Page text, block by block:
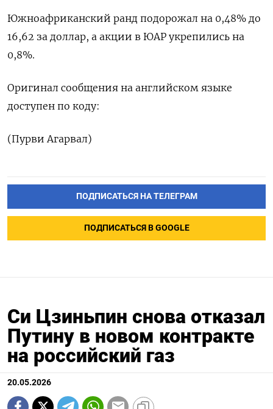
Южноафриканский ранд подорожал на ​0,48% до
16,62 за доллар, а акции в ЮАР укрепились на
‌0,8%.
Оригинал сообщения на английском языке
доступен по коду:
(Пурви Агарвал)
ПОДПИСАТЬСЯ НА ТЕЛЕГРАМ
ПОДПИСАТЬСЯ В GOOGLE
Си Цзиньпин снова отказал
Путину в новом контракте
на российский газ
20.05.2026